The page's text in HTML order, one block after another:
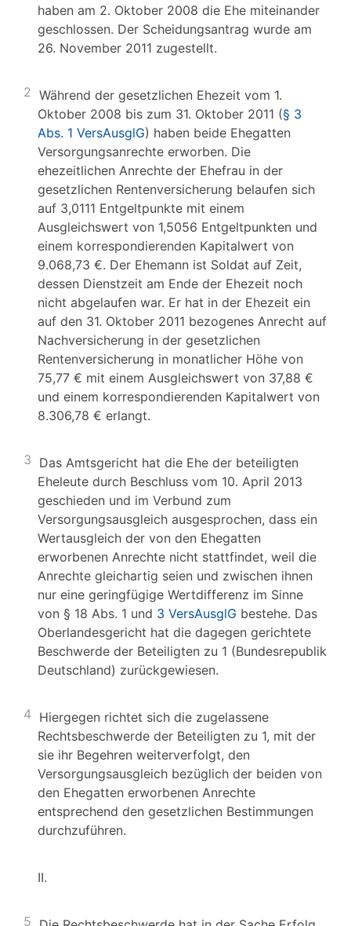
haben am 2. Oktober 2008 die Ehe miteinander
geschlossen. Der Scheidungsantrag wurde am
26. November 2011 zugestellt.
2 Während der gesetzlichen Ehezeit vom 1.
Oktober 2008 bis zum 31. Oktober 2011 (§ 3
Abs. 1 VersAusglG) haben beide Ehegatten
Versorgungsanrechte erworben. Die
ehezeitlichen Anrechte der Ehefrau in der
gesetzlichen Rentenversicherung belaufen sich
auf 3,0111 Entgeltpunkte mit einem
Ausgleichswert von 1,5056 Entgeltpunkten und
einem korrespondierenden Kapitalwert von
9.068,73 €. Der Ehemann ist Soldat auf Zeit,
dessen Dienstzeit am Ende der Ehezeit noch
nicht abgelaufen war. Er hat in der Ehezeit ein
auf den 31. Oktober 2011 bezogenes Anrecht auf
Nachversicherung in der gesetzlichen
Rentenversicherung in monatlicher Höhe von
75,77 € mit einem Ausgleichswert von 37,88 €
und einem korrespondierenden Kapitalwert von
8.306,78 € erlangt.
3 Das Amtsgericht hat die Ehe der beteiligten
Eheleute durch Beschluss vom 10. April 2013
geschieden und im Verbund zum
Versorgungsausgleich ausgesprochen, dass ein
Wertausgleich der von den Ehegatten
erworbenen Anrechte nicht stattfindet, weil die
Anrechte gleichartig seien und zwischen ihnen
nur eine geringfügige Wertdifferenz im Sinne
von § 18 Abs. 1 und 3 VersAusglG bestehe. Das
Oberlandesgericht hat die dagegen gerichtete
Beschwerde der Beteiligten zu 1 (Bundesrepublik
Deutschland) zurückgewiesen.
4 Hiergegen richtet sich die zugelassene
Rechtsbeschwerde der Beteiligten zu 1, mit der
sie ihr Begehren weiterverfolgt, den
Versorgungsausgleich bezüglich der beiden von
den Ehegatten erworbenen Anrechte
entsprechend den gesetzlichen Bestimmungen
durchzuführen.
II.
5